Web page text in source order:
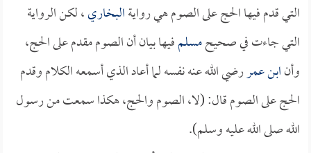
التي قدم فيها الحج على الصوم هي روايةالبخاري، لكن الرواية
التي جاءت في صحيحمسلمفيها بيان أن الصوم مقدم على الحج،
وأنابن عمررضي الله عنه نفسه لما أعاد الذي أسمعه الكلام وقدم
الحج على الصوم قال: (لا، الصوم والحج، هكذا سمعت من رسول
الله صلى الله عليه وسلم).